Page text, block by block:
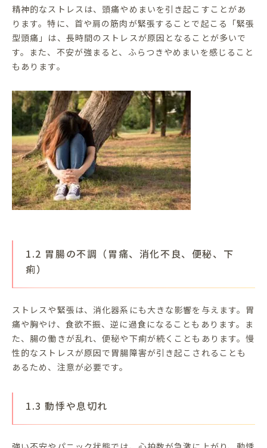
精神的なストレスは、頭痛やめまいを引き起こすことがあ
ります。特に、首や肩の筋肉が緊張することで起こる「緊張
型頭痛」は、長時間のストレスが原因となることが多いで
す。また、不安が強まると、ふらつきやめまいを感じること
もあります。
1.2 胃腸の不調（胃痛、消化不良、便秘、下
痢）
ストレスや緊張は、消化器系にも大きな影響を与えます。胃
痛や胸やけ、食欲不振、逆に過食になることもあります。ま
た、腸の働きが乱れ、便秘や下痢が続くこともあります。慢
性的なストレスが原因で胃腸障害が引き起こされることも
あるため、注意が必要です。
1.3 動悸や息切れ